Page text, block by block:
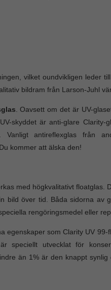
vilket oundvikligen leder
bildram från Larson-Juhl
. Oavsett om det är UV-
skyddet är anti-glare Clarity-
antireflexglas från
kommer att älska den!
med högkvalitativt floatglas.
bild över tid. Båda sidorna av
rengöringsmedel eller
egenskaper som Clarity UV 99-
speciellt utvecklat för
än 1% är den knappt